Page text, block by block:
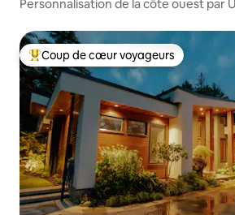
Personnalisation de la côte ouest par
Coups de cœur voyageurs les plus
Coup de cœur voyageurs